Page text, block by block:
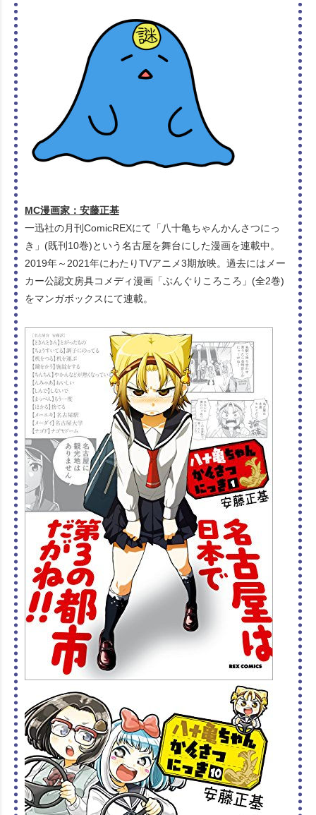
MC漫画家：安藤正基
一迅社の月刊ComicREXにて「八十亀ちゃんかんさつにっ
き」(既刊10巻)という名古屋を舞台にした漫画を連載中。
2019年～2021年にわたりTVアニメ3期放映。過去にはメー
カー公認文房具コメディ漫画「ぶんぐりころころ」(全2巻)
をマンガボックスにて連載。